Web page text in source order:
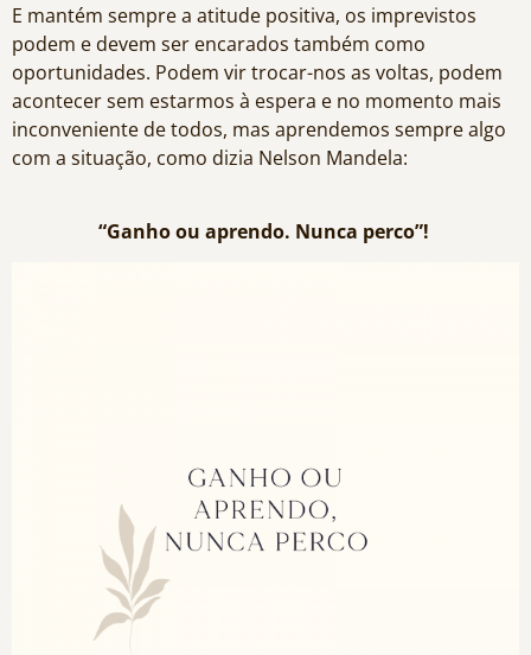
E mantém sempre a atitude positiva, os imprevistos
podem e devem ser encarados também como
oportunidades. Podem vir trocar-nos as voltas, podem
acontecer sem estarmos à espera e no momento mais
inconveniente de todos, mas aprendemos sempre algo
com a situação, como dizia Nelson Mandela:
“Ganho ou aprendo. Nunca perco”!